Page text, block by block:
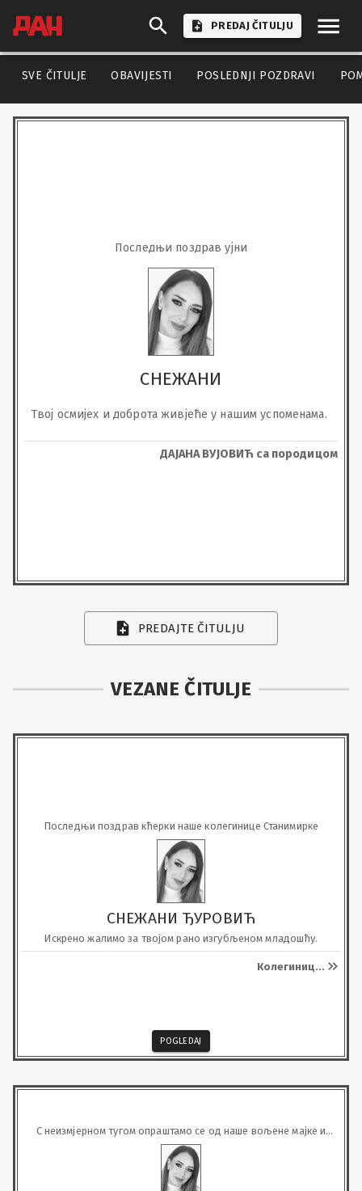
PREDAJ ČITULJU
SVE ČITULJE OBAVIJESTI POSLEDNJI POZDRAVI
Последњи поздрав ујни
СНЕЖАНИ
Твој осмијех и доброта живјеће у нашим успоменама.
ДАЈАНА ВУЈОВИЋ са породицом
PREDAJTE ČITULJU
VEZANE ČITULJE
Последњи поздрав кћерки наше колегинице Станимирке
СНЕЖАНИ ЂУРОВИЋ
Искрено жалимо за твојом рано изгубљеном младошћу.
Колегиниц...
POGLEDAJ
С неизмјерном тугом опраштамо се од наше вољене мајке и
супруге